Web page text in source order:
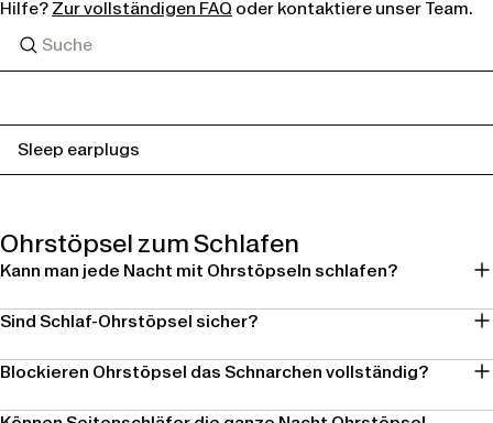
Hilfe? Zur vollständigen FAQ oder kontaktiere unser Team.
Sleep earplugs
Ohrstöpsel zum Schlafen
Kann man jede Nacht mit Ohrstöpseln schlafen?
Sind Schlaf-Ohrstöpsel sicher?
Blockieren Ohrstöpsel das Schnarchen vollständig?